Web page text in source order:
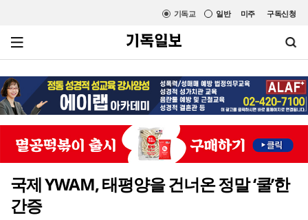
미주 구독신청
일반
기독교
국제 YWAM, 태평양을 건너온 정말 ‘쿨’한
간증